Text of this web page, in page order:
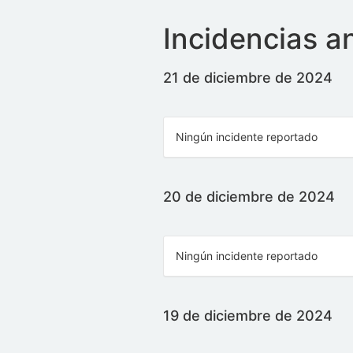
Incidencias
21 de diciembre de 2024
Ningún incidente reportado
20 de diciembre de 2024
Ningún incidente reportado
19 de diciembre de 2024